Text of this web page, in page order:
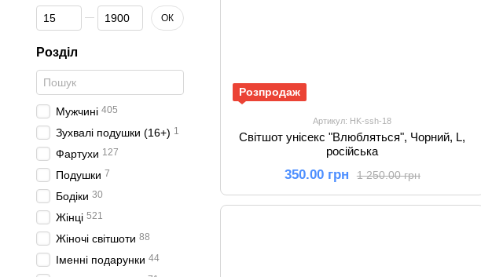
Розпродаж
Артикул: HK-ssh-18
Світшот унісекс "Влюбляться", Чорний, L,
російська
1 250.00 грн
350.00 грн
Від Ціна, грн
До Ціна, грн ОК
Розділ
Мужчині 405
Зухвалі подушки (16+) 1
Фартухи 127
Подушки 7
Бодіки 30
Жінці 521
Жіночі світшоти 88
Іменні подарунки 44